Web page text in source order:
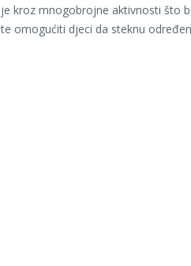
je kroz mnogobrojne aktivnosti što
te omogućiti djeci da steknu